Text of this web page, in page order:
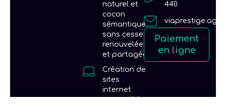
naturel et
cocon
sémantique
sans cesse
renouvelées
et partagées
Création de
sites
internet
440
Paiement
en ligne